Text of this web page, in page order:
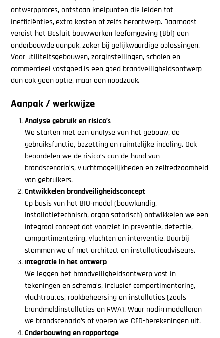
ontwerpproces, ontstaan knelpunten die leiden tot
inefficiënties, extra kosten of zelfs herontwerp. Daarnaast
vereist het Besluit bouwwerken leefomgeving (Bbl) een
onderbouwde aanpak, zeker bij gelijkwaardige oplossingen.
Voor utiliteitsgebouwen, zorginstellingen, scholen en
commercieel vastgoed is een goed brandveiligheidsontwerp
dan ook geen optie, maar een noodzaak.
Aanpak / werkwijze
Analyse gebruik en risico’s
We starten met een analyse van het gebouw, de
gebruiksfunctie, bezetting en ruimtelijke indeling. Ook
beoordelen we de risico’s aan de hand van
brandscenario’s, vluchtmogelijkheden en zelfredzaamheid
van gebruikers.
Ontwikkelen brandveiligheidsconcept
Op basis van het BIO-model (bouwkundig,
installatietechnisch, organisatorisch) ontwikkelen we een
integraal concept dat voorziet in preventie, detectie,
compartimentering, vluchten en interventie. Daarbij
stemmen we af met architect en installatieadviseurs.
Integratie in het ontwerp
We leggen het brandveiligheidsontwerp vast in
tekeningen en schema’s, inclusief compartimentering,
vluchtroutes, rookbeheersing en installaties (zoals
brandmeldinstallaties en RWA). Waar nodig modelleren
we brandscenario’s of voeren we CFD-berekeningen uit.
Onderbouwing en rapportage